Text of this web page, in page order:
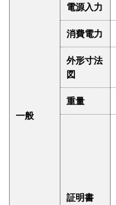
一般
電源入力
消費電力
外形寸法
図
重量
証明書